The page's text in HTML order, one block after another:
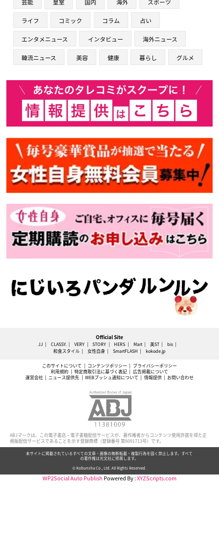
ライフ コミック コラム 占い
エンタメニュース インタビュー 海外ニュース
韓流ニュース 美容 健康 暮らし グルメ
Official Site
JJ CLASSY. VERY STORY HERS Mart 美ST
bis
和食スタイル
女性自身 SmartFLASH kokode.jp
このサイトについて コンテンツポリシー
プライバシーポリシー
利用規約
特定商取引法に基づく表記
広告掲載について
運営会社
ニュース提供先 WEBプッシュ通知について 情報提供 お問い合わせ
ABJマークは、この電子書店・電子書籍配信サービスが、著作権者からコンテンツ使用許諾を得た正
規版配信サービスであることを示す登録商標（登録番号 第6091713号）です。
本サイトに掲載されているすべての文章・画像の無断転載・複製行為を固く禁止します。すべて
の著作権は光文社に帰属します。
© Kobunsha Co., Ltd. All Rights Reserved.
WP2Social Auto Publish Powered By :XYZScripts.com